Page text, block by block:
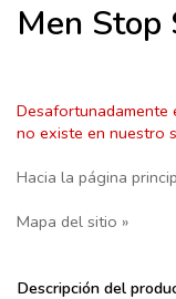
Men Stop
Desafortunadamente
no existe en nuestro
Hacia la página
Mapa del sitio »
Descripción del